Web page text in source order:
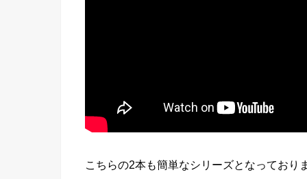
こちらの2本も簡単なシリーズとなっており